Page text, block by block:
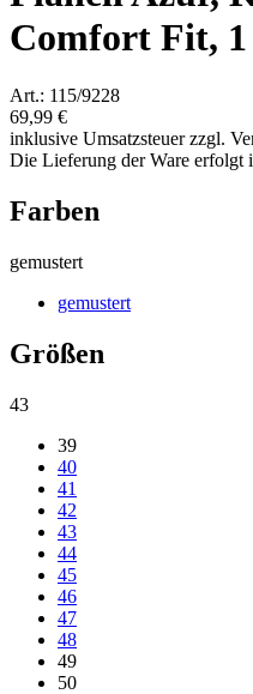
Comfort Fit,
Art.: 115/9228
69,99 €
inklusive Umsatzsteuer zzgl.
Die Lieferung der Ware erfolgt
Farben
gemustert
gemustert
Größen
43
39
40
41
42
43
44
45
46
47
48
49
50